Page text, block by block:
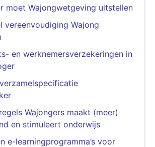
moet Wajongwetgeving uitstellen
vereenvoudiging Wajong
en werknemersverzekeringen in
Wajongers maakt (meer)
en stimuleert onderwijs
e-learningprogramma’s voor